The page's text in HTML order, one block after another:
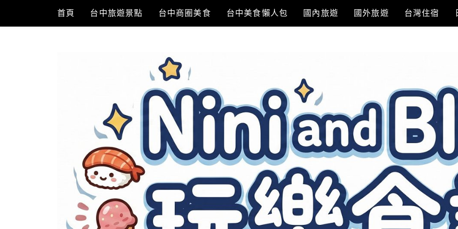
content
首頁 台中旅遊景點 台中商圈美食 台中美食懶人包 國內旅遊 國外旅遊 台灣住宿